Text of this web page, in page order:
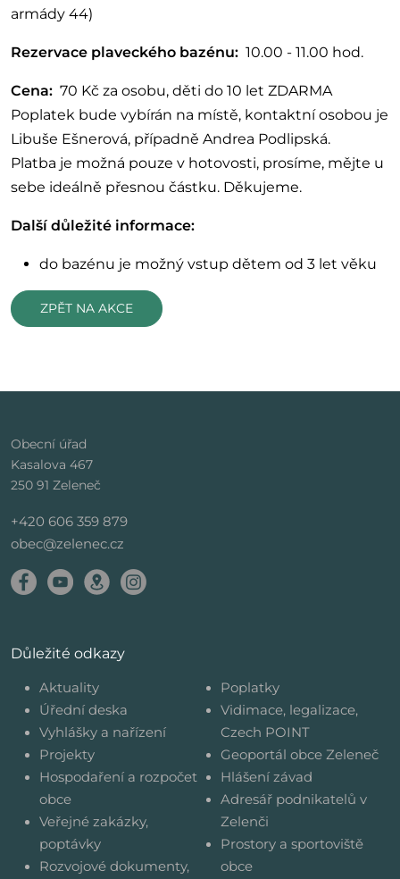
armády 44)
Rezervace plaveckého bazénu: 10.00 - 11.00 hod.
Cena: 70 Kč za osobu, děti do 10 let ZDARMA
Poplatek bude vybírán na místě, kontaktní osobou je
Libuše Ešnerová, případně Andrea Podlipská.
Platba je možná pouze v hotovosti, prosíme, mějte u
sebe ideálně přesnou částku. Děkujeme.
Další důležité informace:
do bazénu je možný vstup dětem od 3 let věku
ZPĚT NA AKCE
Obecní úřad
Kasalova 467
250 91 Zeleneč
+420 606 359 879
obec@zelenec.cz
Důležité odkazy
Aktuality
Úřední deska
Vyhlášky a nařízení
Projekty
Hospodaření a rozpočet
obce
Veřejné zakázky,
poptávky
Rozvojové dokumenty,
Poplatky
Vidimace, legalizace,
Czech POINT
Geoportál obce Zeleneč
Hlášení závad
Adresář podnikatelů v
Zelenči
Prostory a sportoviště
obce